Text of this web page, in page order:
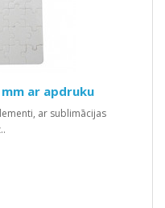
ar apdruku
ar sublimācijas